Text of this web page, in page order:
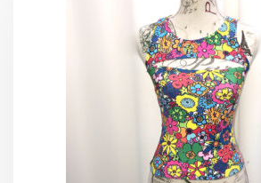
胸あきトップスポップ調
¥4,400